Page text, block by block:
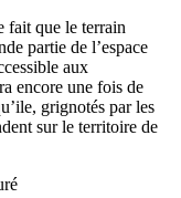
fait que le terrain
partie de l’espace
aux
encore une fois de
grignotés par les
sur le territoire de